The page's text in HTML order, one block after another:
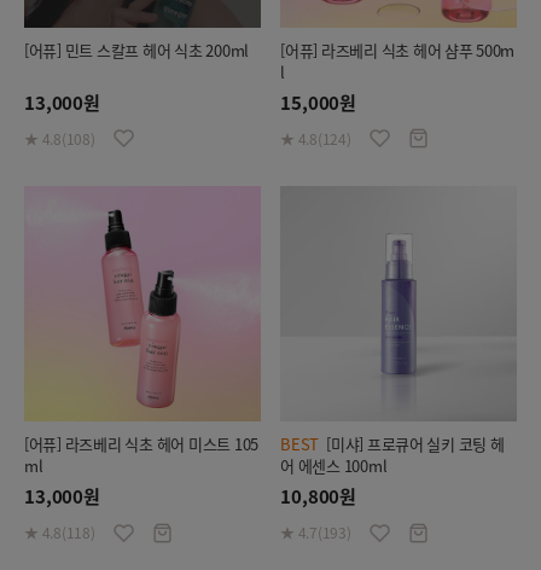
[어퓨] 민트 스칼프 헤어 식초 200ml
13,000원
★ 4.8(108)
[어퓨] 라즈베리 식초 헤어 샴푸 500m
l
15,000원
★ 4.8(124)
[어퓨] 라즈베리 식초 헤어 미스트 105
ml
13,000원
★ 4.8(118)
BEST [미샤] 프로큐어 실키 코팅 헤
어 에센스 100ml
10,800원
★ 4.7(193)